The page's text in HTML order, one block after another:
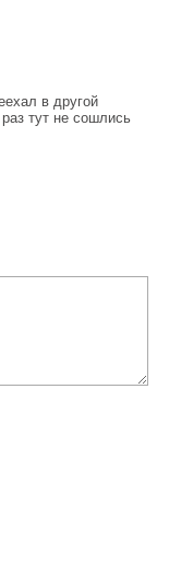
в другой
тут не сошлись